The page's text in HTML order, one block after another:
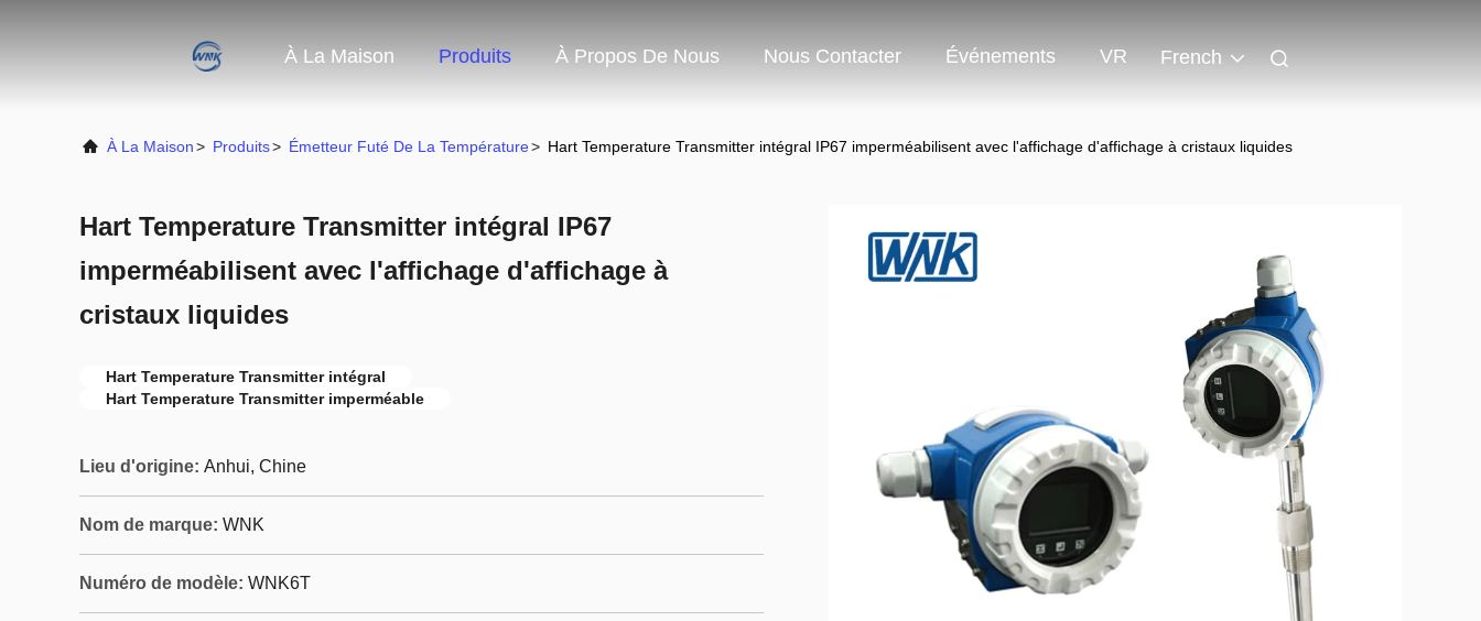
À La Maison Produits À Propos De Nous Nous Contacter Événements VR French
À La Maison> Produits> Émetteur Futé De La Température> Hart Temperature Transmitter intégral IP67 imperméabilisent avec l'affichage d'affichage à cristaux liquides
Hart Temperature Transmitter intégral IP67
imperméabilisent avec l'affichage d'affichage à
cristaux liquides
Hart Temperature Transmitter intégral
Hart Temperature Transmitter imperméable
Lieu d'origine: Anhui, Chine
Nom de marque: WNK
Numéro de modèle: WNK6T